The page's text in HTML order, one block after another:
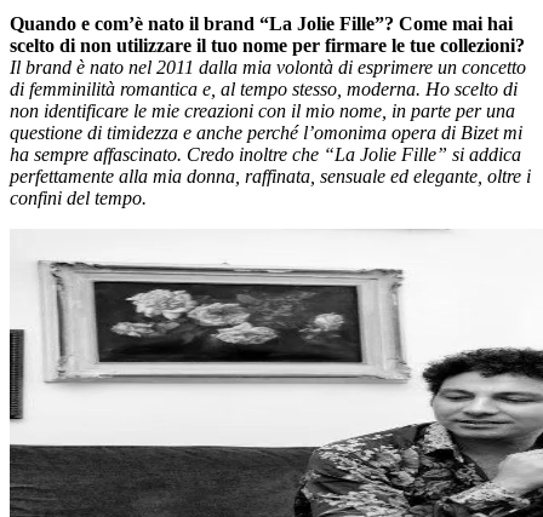
Quando e com’è nato il brand “La Jolie Fille”? Come mai hai
scelto di non utilizzare il tuo nome per firmare le tue collezioni?
Il brand è nato nel 2011 dalla mia volontà di esprimere un concetto
di femminilità romantica e, al tempo stesso, moderna. Ho scelto di
non identificare le mie creazioni con il mio nome, in parte per una
questione di timidezza e anche perché l’omonima opera di Bizet mi
ha sempre affascinato. Credo inoltre che “La Jolie Fille” si addica
perfettamente alla mia donna, raffinata, sensuale ed elegante, oltre i
confini del tempo.